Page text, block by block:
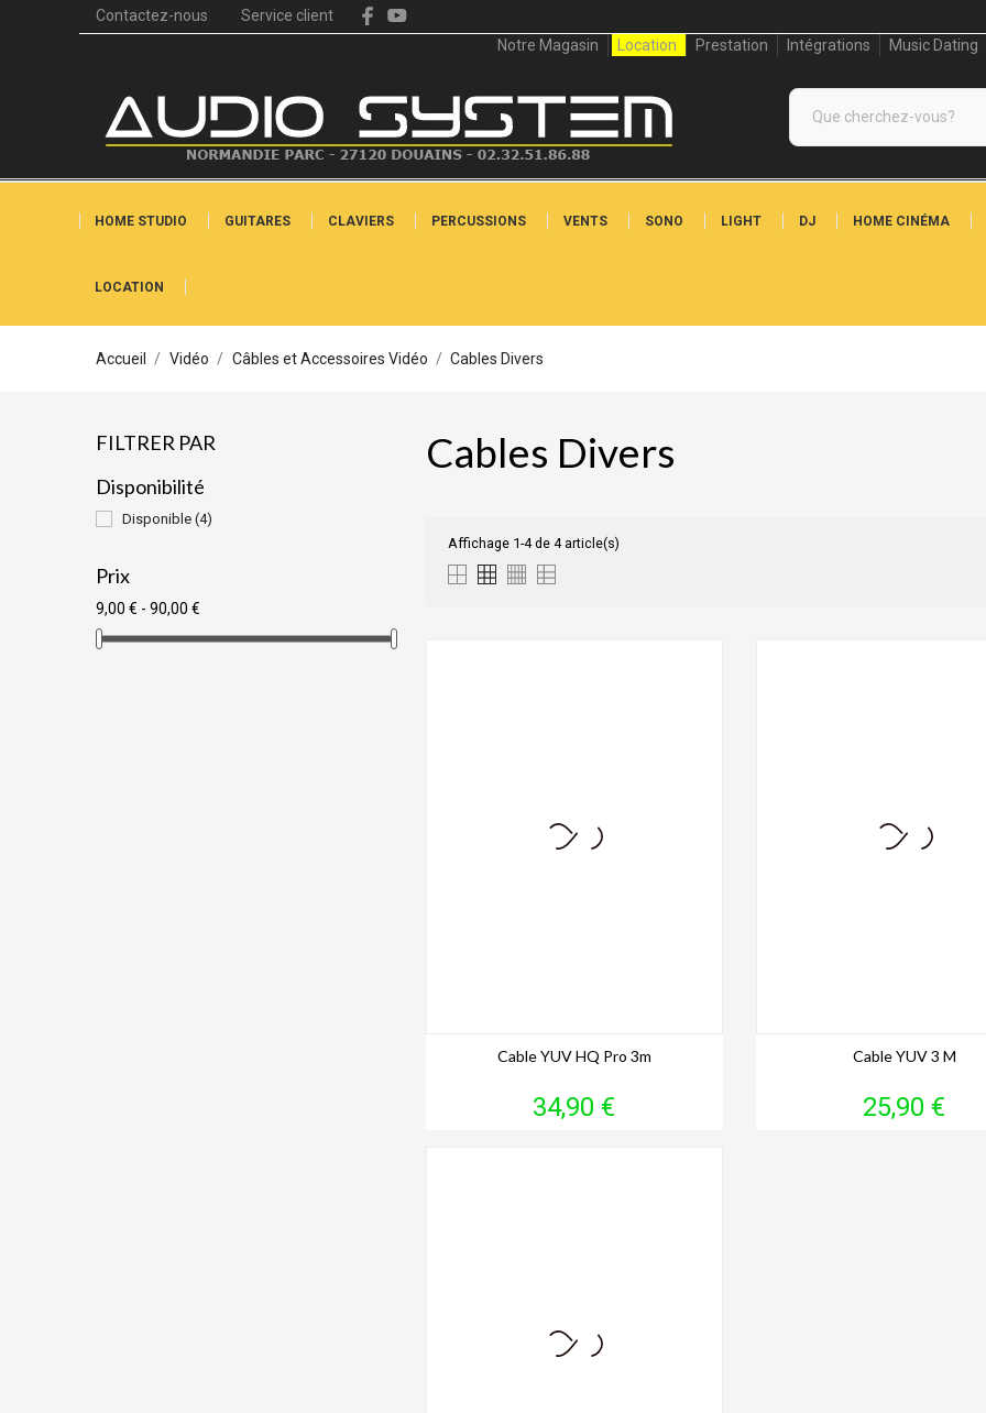
Contactez-nous Service client
Notre Magasin
Location Prestation Intégrations Music Dating
HOME STUDIO GUITARES CLAVIERS PERCUSSIONS VENTS SONO LIGHT DJ HOME CINÉMA
LOCATION
Accueil Vidéo Câbles et Accessoires Vidéo Cables Divers
FILTRER PAR
Disponibilité
Disponible (4)
Prix
9,00 € - 90,00 €
Cables Divers
Affichage 1-4 de 4 article(s)
Cable YUV HQ Pro 3m
Prix
34,90 €
Cable YUV 3 M
Prix
25,90 €